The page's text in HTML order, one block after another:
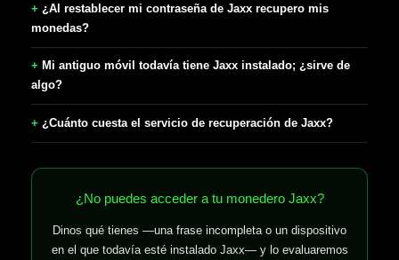
¿Al restablecer mi contraseña de Jaxx recupero mis
monedas?
Mi antiguo móvil todavía tiene Jaxx instalado; ¿sirve de
algo?
¿Cuánto cuesta el servicio de recuperación de Jaxx?
¿No puedes acceder a tu monedero Jaxx?
Dinos qué tienes —una frase incompleta o un dispositivo
en el que todavía esté instalado Jaxx— y lo evaluaremos